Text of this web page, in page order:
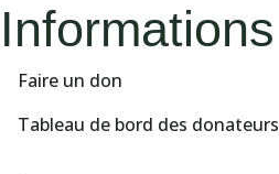
Informations
Faire un don
Tableau de bord des donateurs